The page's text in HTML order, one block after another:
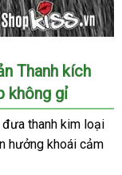
Thanh kích
không gỉ
thanh kim loại
hưởng khoái cảm